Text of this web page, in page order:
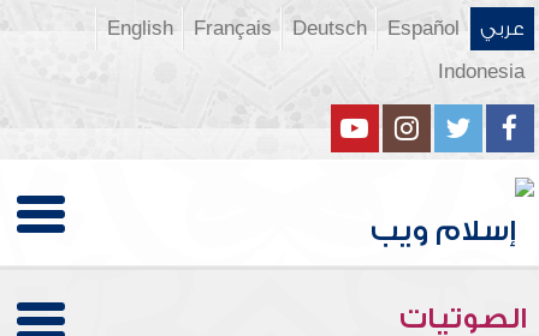
عربي Español
Deutsch
Français
English
Indonesia
الصوتيات